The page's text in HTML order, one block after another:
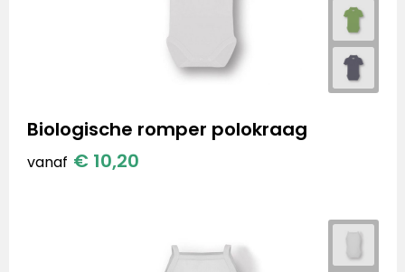
Biologische romper polokraag
vanaf € 10,20